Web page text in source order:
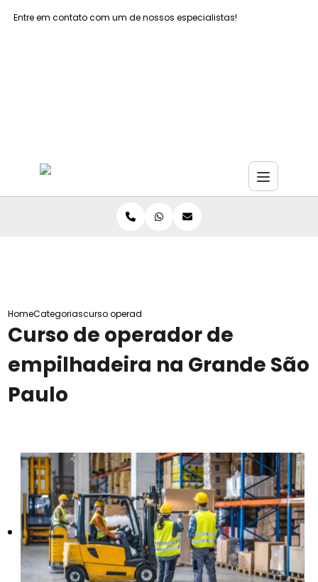
Entre em contato com um de nossos especialistas!
HomeCategoriascurso operador empilhadeira grande sao paulo
Curso de operador de
empilhadeira na Grande São
Paulo